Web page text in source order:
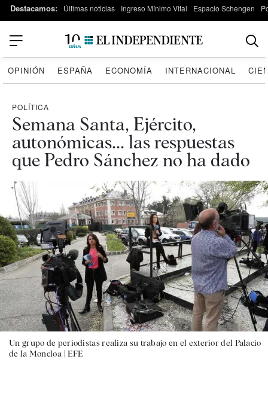
Destacamos: Últimas noticias Ingreso Mínimo Vital Espacio Schengen
OPINIÓN ESPAÑA ECONOMÍA INTERNACIONAL
POLÍTICA
Semana Santa, Ejército,
autonómicas... las respuestas
que Pedro Sánchez no ha dado
Un grupo de periodistas realiza su trabajo en el exterior del Palacio
de la Moncloa | EFE